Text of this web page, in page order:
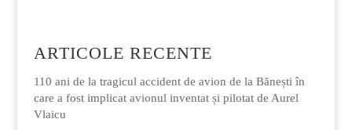
ARTICOLE RECENTE
110 ani de la tragicul accident de avion de la Bănești în
care a fost implicat avionul inventat și pilotat de Aurel
Vlaicu